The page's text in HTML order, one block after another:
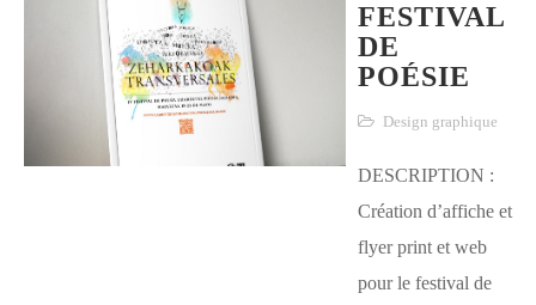
FESTIVAL
DE
POÉSIE
Design graphique
DESCRIPTION :
Création d’affiche et
flyer print et web
pour le festival de